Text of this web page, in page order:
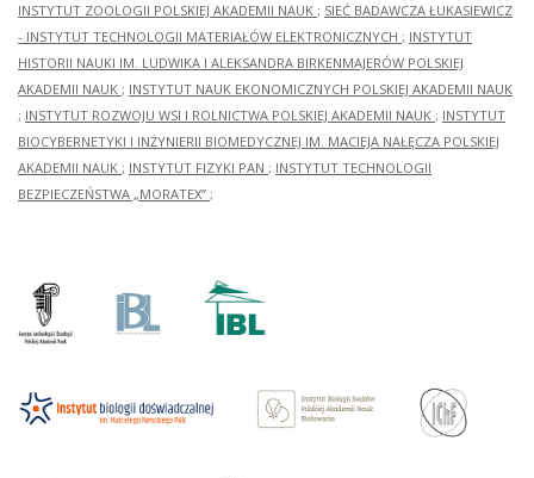
INSTYTUT ZOOLOGII POLSKIEJ AKADEMII NAUK ; SIEĆ BADAWCZA ŁUKASIEWICZ
- INSTYTUT TECHNOLOGII MATERIAŁÓW ELEKTRONICZNYCH ; INSTYTUT
HISTORII NAUKI IM. LUDWIKA I ALEKSANDRA BIRKENMAJERÓW POLSKIEJ
AKADEMII NAUK ; INSTYTUT NAUK EKONOMICZNYCH POLSKIEJ AKADEMII NAUK
; INSTYTUT ROZWOJU WSI I ROLNICTWA POLSKIEJ AKADEMII NAUK ; INSTYTUT
BIOCYBERNETYKI I INŻYNIERII BIOMEDYCZNEJ IM. MACIEJA NAŁĘCZA POLSKIEJ
AKADEMII NAUK ; INSTYTUT FIZYKI PAN ; INSTYTUT TECHNOLOGII
BEZPIECZEŃSTWA „MORATEX” ;